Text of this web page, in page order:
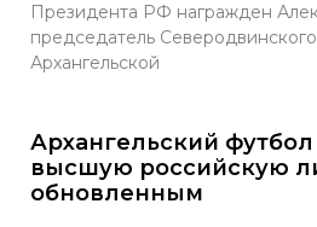
Президента РФ награжден
председатель
Архангельской
Архангельский
высшую российскую
обновленным